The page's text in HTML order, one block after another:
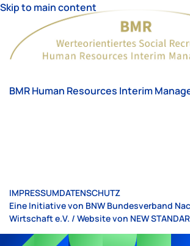
Skip to main content
BMR Human Resources Interim
IMPRESSUMDATENSCHUTZ
Eine Initiative von BNW Bundesverband
Wirtschaft e.V. / Website von NEW